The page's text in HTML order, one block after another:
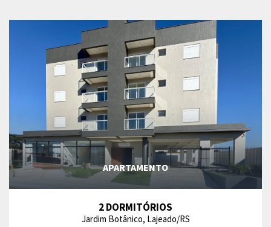
APARTAMENTO
2 DORMITÓRIOS
Jardim Botânico, Lajeado/RS